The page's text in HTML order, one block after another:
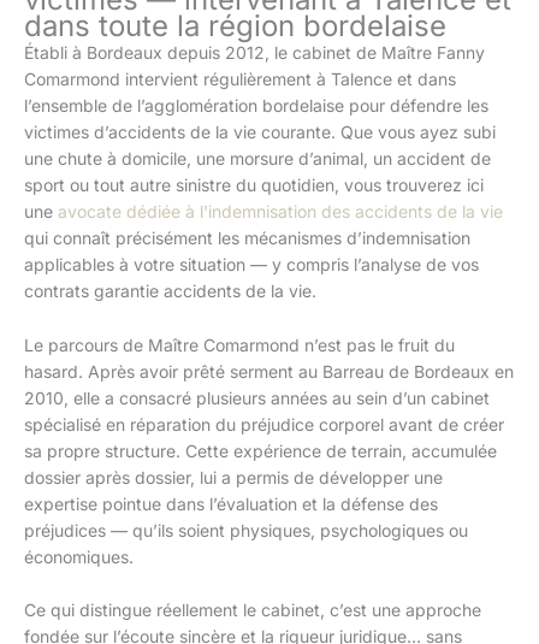
dans toute la région bordelaise
Établi à Bordeaux depuis 2012, le cabinet de Maître Fanny
Comarmond intervient régulièrement à Talence et dans
l’ensemble de l’agglomération bordelaise pour défendre les
victimes d’accidents de la vie courante. Que vous ayez subi
une chute à domicile, une morsure d’animal, un accident de
sport ou tout autre sinistre du quotidien, vous trouverez ici
une avocate dédiée à l'indemnisation des accidents de la vie
qui connaît précisément les mécanismes d’indemnisation
applicables à votre situation — y compris l’analyse de vos
contrats garantie accidents de la vie.
Le parcours de Maître Comarmond n’est pas le fruit du
hasard. Après avoir prêté serment au Barreau de Bordeaux en
2010, elle a consacré plusieurs années au sein d’un cabinet
spécialisé en réparation du préjudice corporel avant de créer
sa propre structure. Cette expérience de terrain, accumulée
dossier après dossier, lui a permis de développer une
expertise pointue dans l’évaluation et la défense des
préjudices — qu’ils soient physiques, psychologiques ou
économiques.
Ce qui distingue réellement le cabinet, c’est une approche
fondée sur l’écoute sincère et la rigueur juridique… sans